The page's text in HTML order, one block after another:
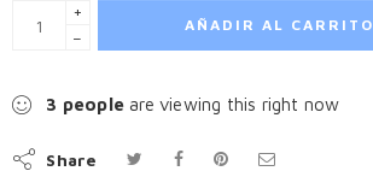
+
−
AÑADIR AL CARRITO
3 people are viewing this right now
Share